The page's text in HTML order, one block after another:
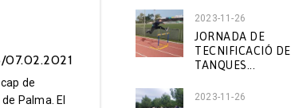
07.02.2021
de
Palma. El
2023-11-26
JORNADA DE
TECNIFICACIÓ DE
TANQUES...
2023-11-26